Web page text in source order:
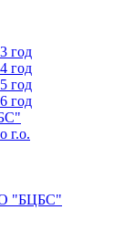
год
год
год
год
г.о.
"БЦБС"